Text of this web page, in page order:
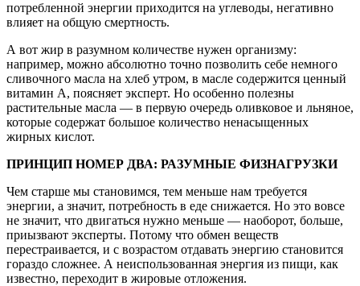
потребленной энергии приходится на углеводы, негативно
влияет на общую смертность.
А вот жир в разумном количестве нужен организму:
например, можно абсолютно точно позволить себе немного
сливочного масла на хлеб утром, в масле содержится ценный
витамин А, поясняет эксперт. Но особенно полезны
растительные масла — в первую очередь оливковое и льняное,
которые содержат большое количество ненасыщенных
жирных кислот.
ПРИНЦИП НОМЕР ДВА: РАЗУМНЫЕ ФИЗНАГРУЗКИ
Чем старше мы становимся, тем меньше нам требуется
энергии, а значит, потребность в еде снижается. Но это вовсе
не значит, что двигаться нужно меньше — наоборот, больше,
приызвают эксперты. Потому что обмен веществ
перестраивается, и с возрастом отдавать энергию становится
гораздо сложнее. А неиспользованная энергия из пищи, как
известно, переходит в жировые отложения.